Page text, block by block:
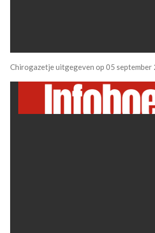
Chirogazetje uitgegeven op 05 september